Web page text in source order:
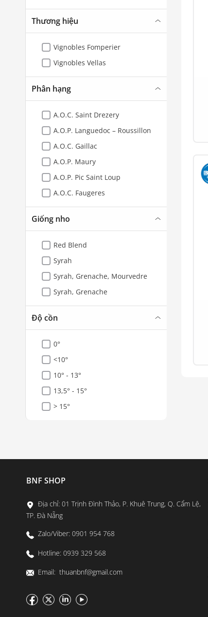
Thương hiệu
Vignobles Fomperier
Vignobles Vellas
Phân hạng
A.O.C. Saint Drezery
A.O.P. Languedoc – Roussillon
A.O.C. Gaillac
A.O.P. Maury
A.O.P. Pic Saint Loup
A.O.C. Faugeres
Giống nho
Red Blend
Syrah
Syrah, Grenache, Mourvedre
Syrah, Grenache
Độ cồn
0°
<10°
10° - 13°
13,5° - 15°
> 15°
BNF SHOP
Địa chỉ: 01 Trịnh Đình Thảo, P. Khuê Trung, Q. Cẩm Lệ,
TP. Đà Nẵng
Zalo/Viber: 0901 954 768
Hotline: 0939 329 568
Email: thuanbnf@gmail.com